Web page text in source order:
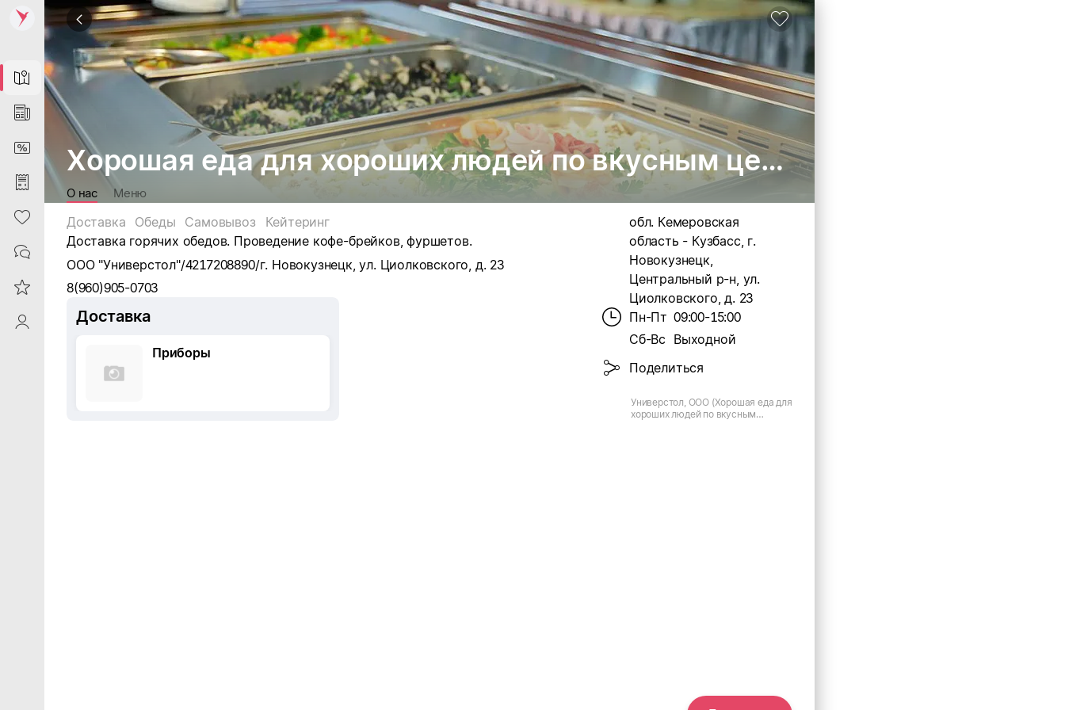
Map
News
DiscountCard
Purchases
Heart
Contacts
Reviews
ProfileSaby
Хорошая еда для хороших людей по вкусным ценам.
О нас Меню
Доставка Обеды Самовывоз
Кейтеринг
Доставка горячих обедов. Проведение кофе-брейков, фуршетов.
ООО "Универстол"/4217208890/г. Новокузнецк, ул. Циолковского, д. 23
8(960)905-0703
Доставка
Приборы
обл. Кемеровская
область - Кузбасс, г.
Новокузнецк,
Центральный р-н, ул.
Циолковского, д. 23
Пн-Пт 09:00-15:00
Сб-Вс Выходной
Поделиться
Универстол, ООО (Хорошая еда для
хороших людей по вкусным